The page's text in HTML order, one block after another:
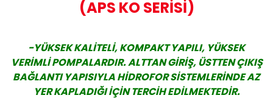
(APS KO SERİSİ)
-YÜKSEK KALİTELİ, KOMPAKT YAPILI, YÜKSEK
VERİMLİ POMPALARDIR. ALTTAN GİRİŞ, ÜSTTEN ÇIKIŞ
BAĞLANTI YAPISIYLA HİDROFOR SİSTEMLERİNDE AZ
YER KAPLADIĞI İÇİN TERCİH EDİLMEKTEDİR.